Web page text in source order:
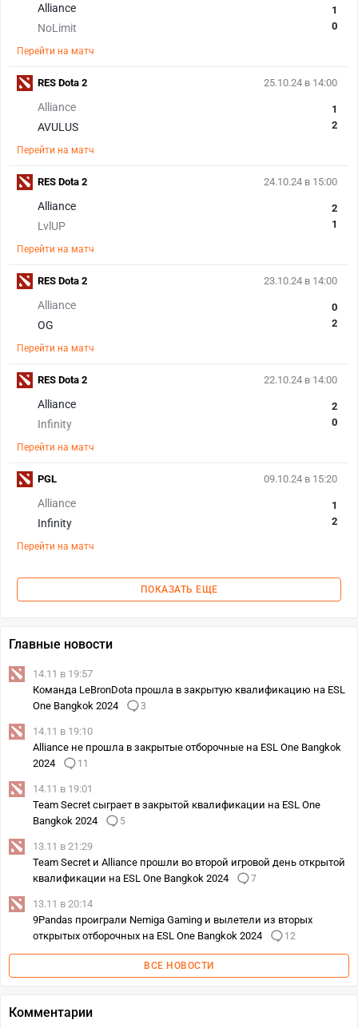
Alliance
NoLimit
1
0
Перейти на матч
25.10.24 в 14:00
Alliance
AVULUS
1
2
Перейти на матч
RES Dota 2
24.10.24 в 15:00
Alliance
LvlUP
2
1
Перейти на матч
RES Dota 2
23.10.24 в 14:00
Alliance
OG
0
2
Перейти на матч
RES Dota 2
22.10.24 в 14:00
Alliance
Infinity
2
0
Перейти на матч
RES Dota 2
09.10.24 в 15:20
Alliance
Infinity
1
2
Перейти на матч
PGL
ПОКАЗАТЬ ЕЩЕ
Главные новости
14.11 в 19:57
Команда LeBronDota прошла в закрытую квалификацию на ESL
One Bangkok 2024
3
14.11 в 19:10
Alliance не прошла в закрытые отборочные на ESL One Bangkok
2024
11
14.11 в 19:01
Team Secret сыграет в закрытой квалификации на ESL One
Bangkok 2024
5
13.11 в 21:29
Team Secret и Alliance прошли во второй игровой день открытой
квалификации на ESL One Bangkok 2024
7
13.11 в 20:14
9Pandas проиграли Nemiga Gaming и вылетели из вторых
открытых отборочных на ESL One Bangkok 2024
12
ВСЕ НОВОСТИ
Комментарии